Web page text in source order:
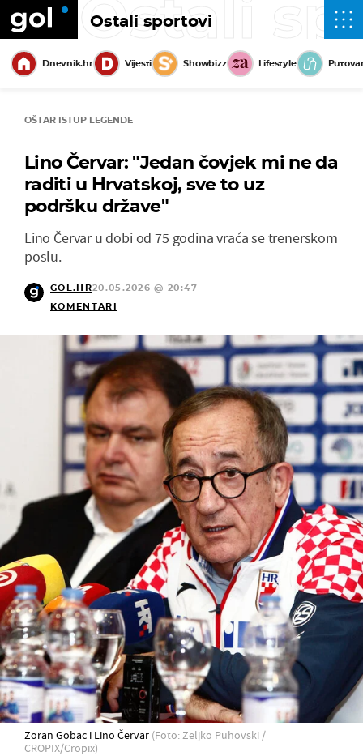
Ostali sportovi
Ostali
Dnevnik.hr Vijesti Showbizz Lifestyle
OŠTAR ISTUP LEGENDE
Lino Červar: "Jedan čovjek mi ne da
raditi u Hrvatskoj, sve to uz
podršku države"
Lino Červar u dobi od 75 godina vraća se trenerskom
poslu.
GOL.HR20.05.2026 @ 20:47
KOMENTARI
Zoran Gobac i Lino Červar (Foto: Zeljko Puhovski /
CROPIX/Cropix)